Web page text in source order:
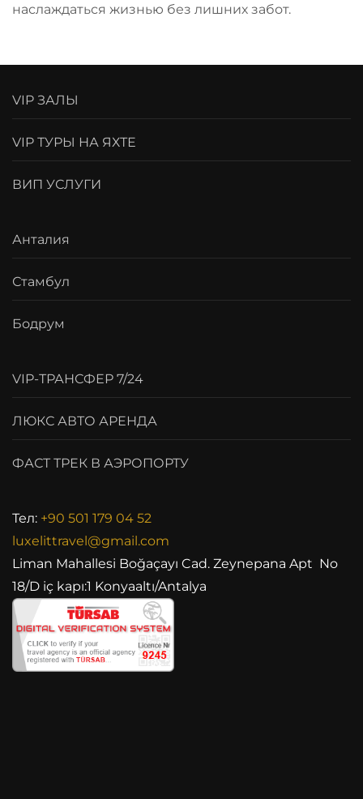
наслаждаться жизнью без лишних забот.
VIP ЗАЛЫ
VIP ТУРЫ НА ЯХТЕ
ВИП УСЛУГИ
Анталия
Стамбул
Бодрум
VIP-ТРАНСФЕР 7/24
ЛЮКС АВТО АРЕНДА
ФАСТ ТРЕК В АЭРОПОРТУ
Тел: +90 501 179 04 52
luxelittravel@gmail.com
Liman Mahallesi Boğaçayı Cad. Zeynepana Apt No
18/D iç kapı:1 Konyaaltı/Antalya